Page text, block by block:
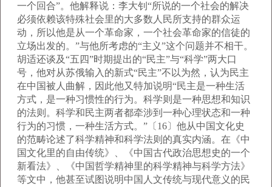
一个回合”。他解释说：李大钊“所说的一个社会的解决
必须依赖该特殊社会里的大多数人民所支持的群众运
动，所以他是从一个革命家，一个社会革命家的信徒的
立场出发的。”与他所考虑的“主义”这个问题并不相干。
胡适还谈及“五四”时期提出的“民主”与“科学”两大口
号，他对从苏俄输入的新式“民主”不以为然，认为民主
在中国被人曲解，因此他又特加说明“民主是一种生活
方式，是一种习惯性的行为。科学则是一种思想和知识
的法则。科学和民主两者都牵涉到一种心理状态和一种
行为的习惯，一种生活方式。”〔16〕他从中国文化史
的范畴论述了科学精神和科学法则的真实内涵。在《中
国文化里的自由传统》、《中国古代政治思想史的一个
新看法》、《中国哲学精神里的科学精神与科学方法》
等文中，他甚至试图说明中国人文传统与现代意义的民